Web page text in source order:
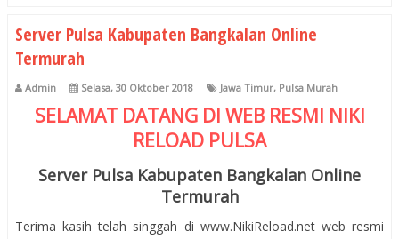
Server Pulsa Kabupaten Bangkalan Online
Termurah
Admin Selasa, 30 Oktober 2018 Jawa Timur, Pulsa Murah
SELAMAT DATANG DI WEB RESMI NIKI
RELOAD PULSA
Server Pulsa Kabupaten Bangkalan Online
Termurah
Terima kasih telah singgah di www.NikiReload.net web resmi